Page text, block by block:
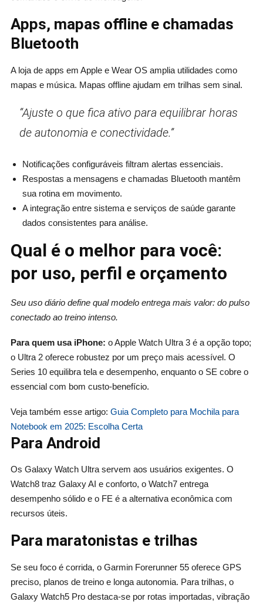
Apps, mapas offline e chamadas
Bluetooth
A loja de apps em Apple e Wear OS amplia utilidades como
mapas e música. Mapas offline ajudam em trilhas sem sinal.
“Ajuste o que fica ativo para equilibrar horas
de autonomia e conectividade.”
Notificações configuráveis filtram alertas essenciais.
Respostas a mensagens e chamadas Bluetooth mantêm
sua rotina em movimento.
A integração entre sistema e serviços de saúde garante
dados consistentes para análise.
Qual é o melhor para você:
por uso, perfil e orçamento
Seu uso diário define qual modelo entrega mais valor: do pulso
conectado ao treino intenso.
Para quem usa iPhone: o Apple Watch Ultra 3 é a opção topo;
o Ultra 2 oferece robustez por um preço mais acessível. O
Series 10 equilibra tela e desempenho, enquanto o SE cobre o
essencial com bom custo‑benefício.
Veja também esse artigo: Guia Completo para Mochila para
Notebook em 2025: Escolha Certa
Para Android
Os Galaxy Watch Ultra servem aos usuários exigentes. O
Watch8 traz Galaxy AI e conforto, o Watch7 entrega
desempenho sólido e o FE é a alternativa econômica com
recursos úteis.
Para maratonistas e trilhas
Se seu foco é corrida, o Garmin Forerunner 55 oferece GPS
preciso, planos de treino e longa autonomia. Para trilhas, o
Galaxy Watch5 Pro destaca‑se por rotas importadas, vibração